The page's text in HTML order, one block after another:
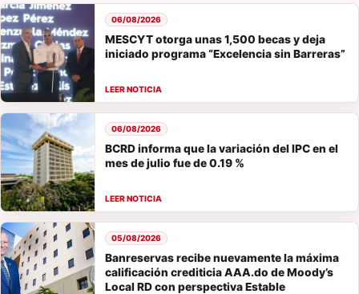
MESCYT otorga unas 1,500 becas y deja
iniciado programa “Excelencia sin Barreras”
06/08/2026
BCRD informa que la variación del IPC en el
mes de julio fue de 0.19 %
06/08/2026
Banreservas recibe nuevamente la máxima
calificación crediticia AAA.do de Moody’s
Local RD con perspectiva Estable
05/08/2026